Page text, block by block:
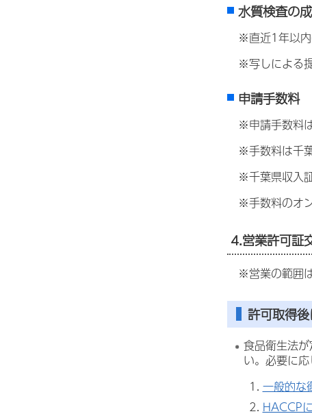
水質検査の
※直近1年以内
※写しによる
申請手数料
※申請手数料
※手数料は千
※千葉県収入
※手数料のオ
4.営業許可証
※営業の範囲
許可取得
食品衛生法
い。必要に
一般的な
HACCP